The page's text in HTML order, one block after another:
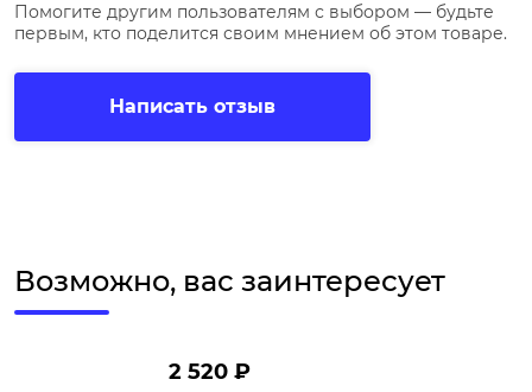
Помогите другим пользователям с выбором — будьте
первым, кто поделится своим мнением об этом товаре.
Написать отзыв
Возможно, вас заинтересует
2 520 ₽